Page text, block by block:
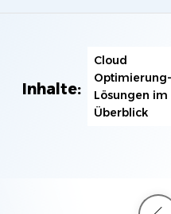
Inhalte:
Cloud
Optimierung-
Lösungen im
Überblick